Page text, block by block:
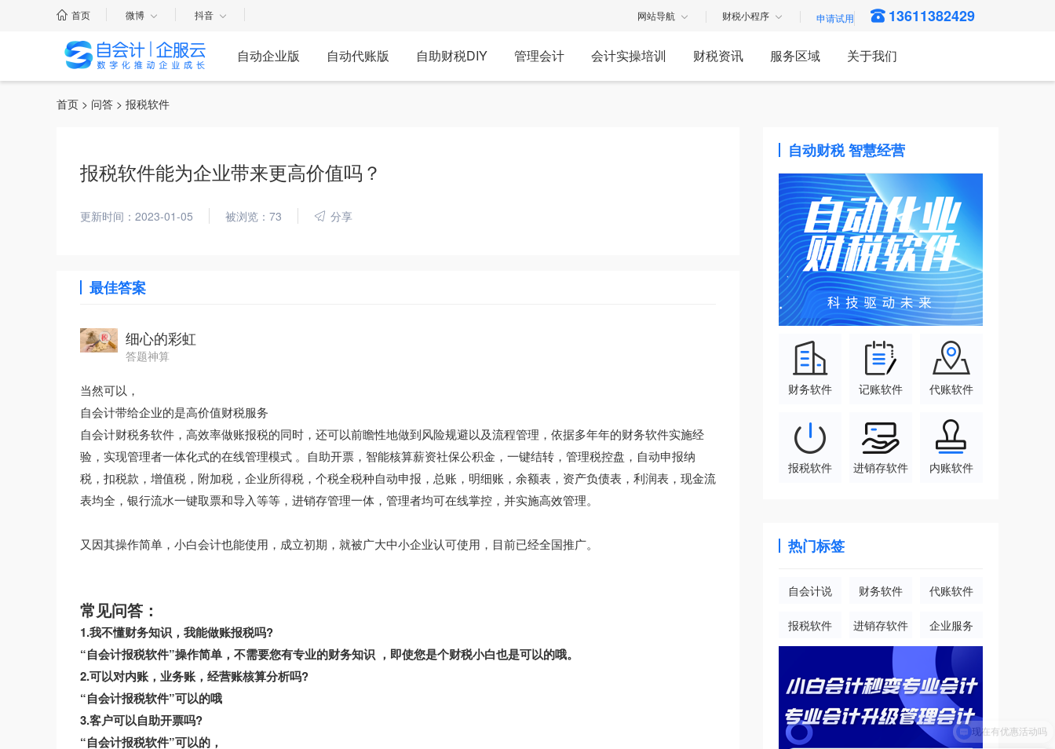
首页 微博 抖音 网站导航 财税小程序 13611382429
自动企业版 自动代账版 自助财税DIY 管理会计 会计实操培训 财税资讯 服务区域 关于我们
首页 > 问答 > 报税软件
报税软件能为企业带来更高价值吗？
更新时间：2023-01-05 被浏览：73 分享
最佳答案
细心的彩虹
答题神算
当然可以，
自会计带给企业的是高价值财税服务
自会计财税务软件，高效率做账报税的同时，还可以前瞻性地做到风险规避以及流程管理，依据多年年的财务软件实施经
验，实现管理者一体化式的在线管理模式 。自助开票，智能核算薪资社保公积金，一键结转，管理税控盘，自动申报纳
税，扣税款，增值税，附加税，企业所得税，个税全税种自动申报，总账，明细账，余额表，资产负债表，利润表，现金流
表均全，银行流水一键取票和导入等等，进销存管理一体，管理者均可在线掌控，并实施高效管理。
又因其操作简单，小白会计也能使用，成立初期，就被广大中小企业认可使用，目前已经全国推广。
常见问答：
1.我不懂财务知识，我能做账报税吗?
“自会计报税软件”操作简单，不需要您有专业的财务知识 ，即使您是个财税小白也是可以的哦。
2.可以对内账，业务账，经营账核算分析吗?
“自会计报税软件”可以的哦
3.客户可以自助开票吗?
“自会计报税软件”可以的，
自动财税 智慧经营
财务软件 记账软件 代账软件
报税软件 进销存软件 内账软件
热门标签
自会计说 财务软件 代账软件
报税软件 进销存软件 企业服务
现在有优惠活动吗